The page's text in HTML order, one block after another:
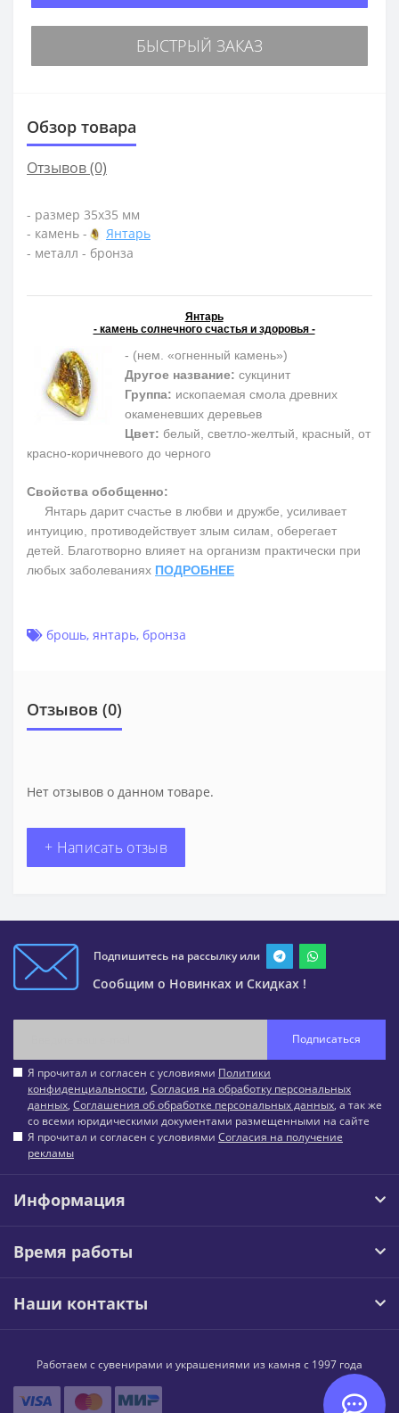
БЫСТРЫЙ ЗАКАЗ
Обзор товара
Отзывов (0)
- размер 35х35 мм
- камень -
Янтарь
- металл - бронза
Янтарь
- камень солнечного счастья и здоровья -
- (нем. «огненный камень»)
Другое название: сукцинит
Группа: ископаемая смола древних
окаменевших деревьев
Цвет: белый, светло-желтый, красный, от
красно-коричневого до черного
Свойства обобщенно:
Янтарь дарит счастье в любви и дружбе, усиливает
интуицию, противодействует злым силам, оберегает
детей. Благотворно влияет на организм практически при
любых заболеваниях ПОДРОБНЕЕ
брошь, янтарь, бронза
Отзывов (0)
Нет отзывов о данном товаре.
+ Написать отзыв
Подпишитесь на рассылку или
Сообщим о Новинках и Скидках !
Подписаться
Я прочитал и согласен с условиями Политики
конфиденциальности, Согласия на обработку персональных
данных, Соглашения об обработке персональных данных, а так же
со всеми юридическими документами размещенными на сайте
Я прочитал и согласен с условиями Согласия на получение
рекламы
Информация
Время работы
Наши контакты
Работаем с сувенирами и украшениями из камня с 1997 года